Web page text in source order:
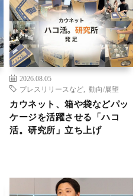
2026.08.05
プレスリリースなど
動向/展望
カウネット、箱や袋などパッ
ケージを活躍させる「ハコ
活。研究所」立ち上げ